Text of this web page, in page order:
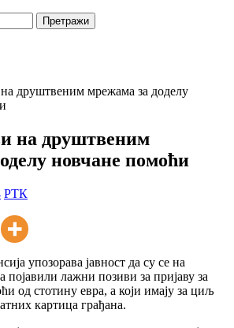
друштвеним мрежама за доделу
на друштвеним
новчане помоћи
РТК
упозорава јавност да су се на
лажни позиви за пријаву за
од стотину евра, а који имају за циљ
картица грађана.